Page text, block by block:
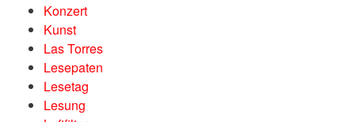
Konzert
Kunst
Las Torres
Lesepaten
Lesetag
Lesung